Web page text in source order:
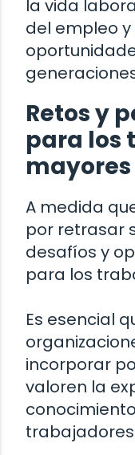
la vida
del empleo
Retos y
para los
mayores
A medida
por retrasar
desafíos y
para los
Es esencial
incorporar
valoren la